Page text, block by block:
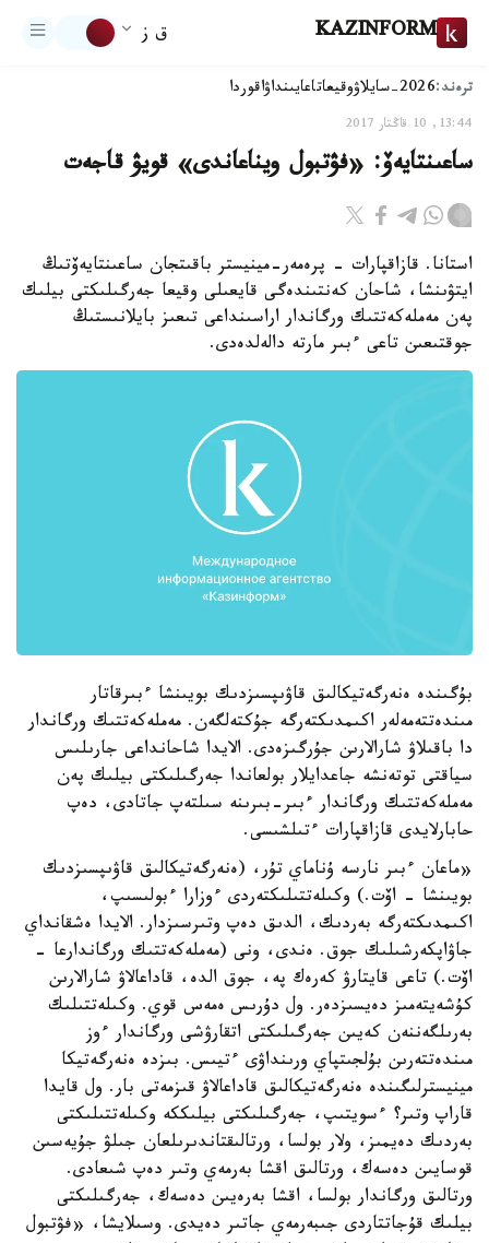
KAZINFORM ق ز
ترەند:2026-سايلاۋ وقيعاتاعايىنداۋاقوردا
13:44, 10 قاڭتار 2017
ساعىنتايەۆ: «فۋتبول ويناعاندى» قويۋ قاجەت
استانا. قازاقپارات - پرەمەر-مينيستر باقىتجان ساعىنتايەۆتىڭ
ايتۋىنشا، شاحان كەنتىندەگى قايعىلى وقيعا جەرگىلىكتى بيلىك
پەن مەملەكەتتىك ورگاندار اراسىنداعى تىعىز بايلانىستىڭ
جوقتىعىن تاعى ءبىر مارتە دالەلدەدى.
بۇگىندە ەنەرگەتيكالىق قاۋىپسىزدىك بويىنشا ءبىرقاتار
مىندەتتەمەلەر اكىمدىكتەرگە جۇكتەلگەن. مەملەكەتتىك ورگاندار
دا باقىلاۋ شارالارىن جۇرگىزەدى. الايدا شاحانداعى جارىلىس
سياقتى توتەنشە جاعدايلار بولعاندا جەرگىلىكتى بيلىك پەن
مەملەكەتتىك ورگاندار ءبىر-بىرىنە سىلتەپ جاتادى، دەپ
حابارلايدى قازاقپارات ءتىلشىسى.
«ماعان ءبىر نارسە ۇناماي تۇر، (ەنەرگەتيكالىق قاۋىپسىزدىك
بويىنشا - اۆت.) وكىلەتتىلىكتەردى ءوزارا ءبولىسىپ،
اكىمدىكتەرگە بەردىك، الدىق دەپ وتىرسىزدار. الايدا ەشقانداي
جاۋاپكەرشىلىك جوق. ەندى، ونى (مەملەكەتتىك ورگاندارعا -
اۆت.) تاعى قايتارۋ كەرەك پە، جوق الدە، قاداعالاۋ شارالارىن
كۇشەيتەمىز دەيسىزدەر. ول دۇرىس ەمەس قوي. وكىلەتتىلىك
بەرىلگەننەن كەيىن جەرگىلىكتى اتقارۋشى ورگاندار ءوز
مىندەتتەرىن بۇلجىتپاي ورىنداۋى ءتيىس. بىزدە ەنەرگەتيكا
مينيسترلىگىندە ەنەرگەتيكالىق قاداعالاۋ قىزمەتى بار. ول قايدا
قاراپ وتىر؟ ءسويتىپ، جەرگىلىكتى بيلىككە وكىلەتتىلىكتى
بەردىك دەيمىز، ولار بولسا، ورتالىقتاندىرىلعان جىلۋ جۇيەسىن
قوسايىن دەسەك، ورتالىق اقشا بەرمەي وتىر دەپ شىعادى.
ورتالىق ورگاندار بولسا، اقشا بەرەيىن دەسەك، جەرگىلىكتى
بيلىك قۇجاتتاردى جىبەرمەي جاتىر دەيدى. وسىلايشا، «فۋتبول